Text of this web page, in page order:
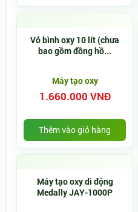
Vỏ bình oxy 10 lít (chưa
bao gồm đồng hồ...
Máy tạo oxy
1.660.000 VNĐ
Thêm vào giỏ hàng
Máy tạo oxy di động
Medally JAY-1000P